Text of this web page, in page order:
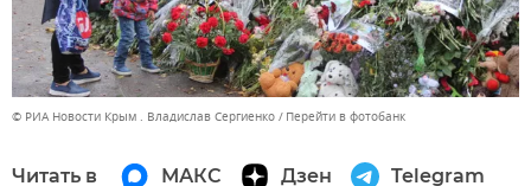
© РИА Новости Крым . Владислав Сергиенко Перейти в фотобанк
Читать в МАКС Дзен Telegram